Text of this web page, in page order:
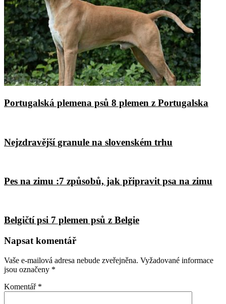
Portugalská plemena psů 8 plemen z Portugalska
Nejzdravější granule na slovenském trhu
Pes na zimu :7 způsobů, jak připravit psa na zimu
Belgičtí psi 7 plemen psů z Belgie
Napsat komentář
Vaše e-mailová adresa nebude zveřejněna. Vyžadované informace
jsou označeny *
Komentář *